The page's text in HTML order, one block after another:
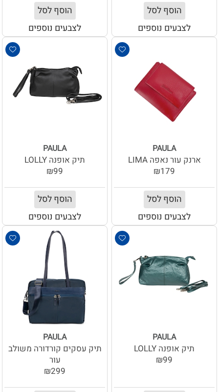
הוסף לסל
לצבעים נוספים
הוסף לסל
לצבעים נוספים
PAULA
ארנק עור נאפה LIMA
₪179
הוסף לסל
לצבעים נוספים
PAULA
תיק אופנה LOLLY
₪99
הוסף לסל
לצבעים נוספים
PAULA
תיק אופנה LOLLY
₪99
PAULA
תיק עסקים קורדורה משולב
עור
₪299